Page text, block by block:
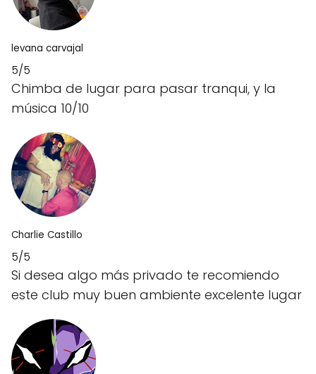
levana carvajal
5/5
Chimba de lugar para pasar tranqui, y la
música 10/10
Charlie Castillo
5/5
Si desea algo más privado te recomiendo
este club muy buen ambiente excelente lugar